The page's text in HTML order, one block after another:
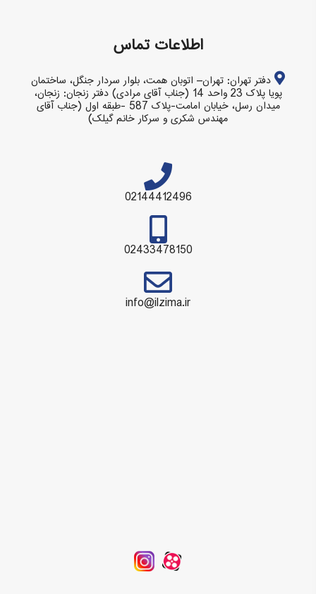
اطلاعات تماس
دفتر تهران: تهران– اتوبان همت، بلوار سردار جنگل، ساختمان
پویا پلاک 23 واحد 14 (جناب آقای مرادی) دفتر زنجان: زنجان،
میدان رسل، خیابان امامت-پلاک 587 -طبقه اول (جناب آقای
مهندس شکری و سرکار خانم گیلک)
02144412496
02433478150
info@ilzima.ir